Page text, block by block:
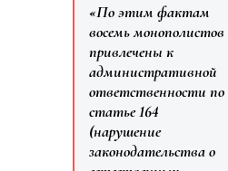
«По этим фактам
восемь монополистов
привлечены к
административной
ответственности по
статье 164
(нарушение
законодательства о